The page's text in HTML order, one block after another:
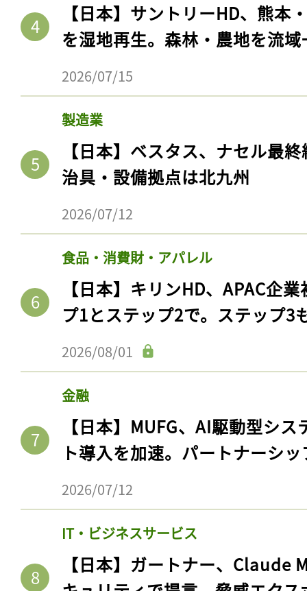
【日本】サントリーHD、熊本
を湿地再生。森林・農地を流
2026/07/15
製造業
【日本】ベスタス、ナセル最
治具・設備拠点は北九州
2026/07/12
食品・消費財・アパレル
【日本】キリンHD、APAC企
プ1とステップ2で。ステップ3
2026/08/01
金融
【日本】MUFG、AI駆動型シ
ト導入を加速。パートナーシ
2026/07/12
IT・ビジネスサービス
【日本】ガートナー、Claude